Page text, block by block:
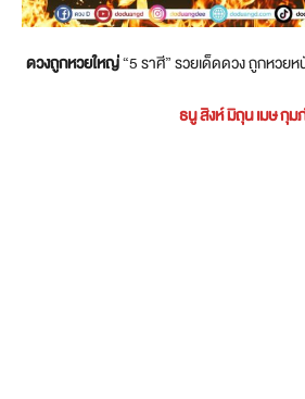
ดวงถูกหวยใหญ่“5 ราศี” รวยเด็ดดวง ถูกหวย
ธนู สิงห์ มิถุน เมษ กุม